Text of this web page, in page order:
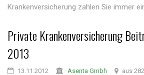
Krankenversicherung zahlen Sie immer
Private Krankenversicherung
2013
13.11.2012 Asenta Gmbh aus